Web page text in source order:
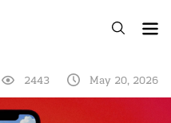
2443 May 20, 2026